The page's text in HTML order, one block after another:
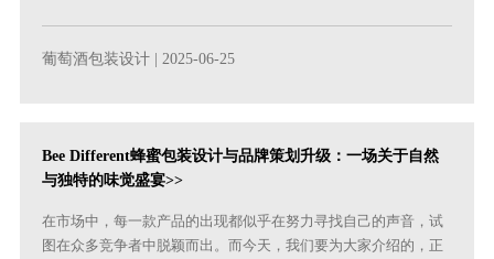
葡萄酒包装设计 | 2025-06-25
Bee Different蜂蜜包装设计与品牌策划升级：一场关于自然
与独特的味觉盛宴>>
在市场中，每一款产品的出现都似乎在努力寻找自己的声音，试
图在众多竞争者中脱颖而出。而今天，我们要为大家介绍的，正